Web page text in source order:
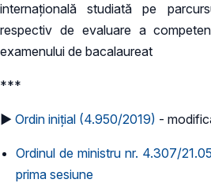
internaţională studiată pe
respectiv de evaluare a
examenului de bacalaureat
***
► Ordin inițial (4.950/2019) -
Ordinul de ministru nr. 4.307/
prima sesiune